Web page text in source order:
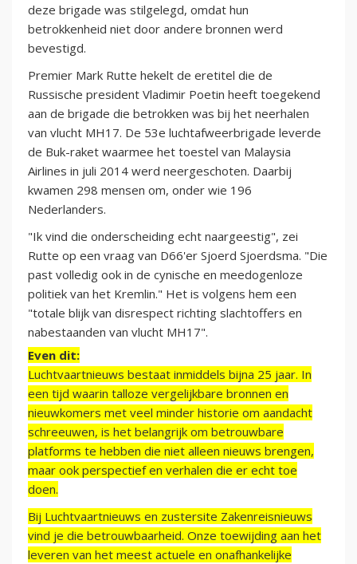
deze brigade was stilgelegd, omdat hun
betrokkenheid niet door andere bronnen werd
bevestigd.
Premier Mark Rutte hekelt de eretitel die de
Russische president Vladimir Poetin heeft toegekend
aan de brigade die betrokken was bij het neerhalen
van vlucht MH17. De 53e luchtafweerbrigade leverde
de Buk-raket waarmee het toestel van Malaysia
Airlines in juli 2014 werd neergeschoten. Daarbij
kwamen 298 mensen om, onder wie 196
Nederlanders.
"Ik vind die onderscheiding echt naargeestig", zei
Rutte op een vraag van D66'er Sjoerd Sjoerdsma. "Die
past volledig ook in de cynische en meedogenloze
politiek van het Kremlin." Het is volgens hem een
"totale blijk van disrespect richting slachtoffers en
nabestaanden van vlucht MH17".
Even dit:
Luchtvaartnieuws bestaat inmiddels bijna 25 jaar. In
een tijd waarin talloze vergelijkbare bronnen en
nieuwkomers met veel minder historie om aandacht
schreeuwen, is het belangrijk om betrouwbare
platforms te hebben die niet alleen nieuws brengen,
maar ook perspectief en verhalen die er echt toe
doen.
Bij Luchtvaartnieuws en zustersite Zakenreisnieuws
vind je die betrouwbaarheid. Onze toewijding aan het
leveren van het meest actuele en onafhankelijke